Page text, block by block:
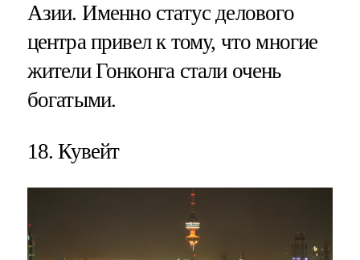
Азии. Именно статус делового
центра привел к тому, что многие
жители Гонконга стали очень
богатыми.
18. Кувейт